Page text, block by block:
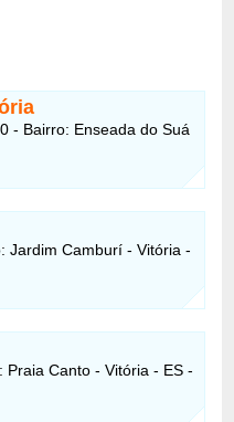
- Bairro: Enseada do Suá
Jardim Camburí - Vitória -
Canto - Vitória - ES -